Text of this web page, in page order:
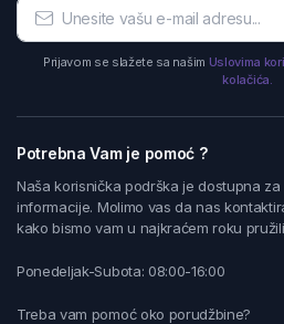
Prijavom se slažete sa našim Uslovima
kolačića.
Potrebna Vam je pomoć ?
Naša korisnička podrška je dostupna
informacije. Molimo vas da nas
kako bismo vam u najkraćem roku
Ponedeljak-Subota: 08:00-16:00
Treba vam pomoć oko porudžbine?